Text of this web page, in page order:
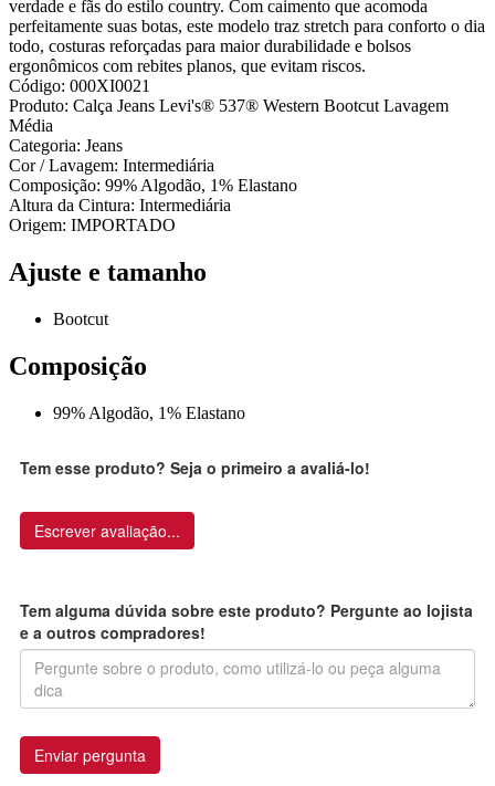
verdade e fãs do estilo country. Com caimento que acomoda
perfeitamente suas botas, este modelo traz stretch para conforto o dia
todo, costuras reforçadas para maior durabilidade e bolsos
ergonômicos com rebites planos, que evitam riscos.
Código: 000XI0021
Produto: Calça Jeans Levi's® 537® Western Bootcut Lavagem
Média
Categoria: Jeans
Cor / Lavagem: Intermediária
Composição: 99% Algodão, 1% Elastano
Altura da Cintura: Intermediária
Origem: IMPORTADO
Ajuste e tamanho
Bootcut
Composição
99% Algodão, 1% Elastano
Tem esse produto? Seja o primeiro a avaliá-lo!
Escrever avaliação...
Tem alguma dúvida sobre este produto? Pergunte ao lojista
e a outros compradores!
Enviar pergunta